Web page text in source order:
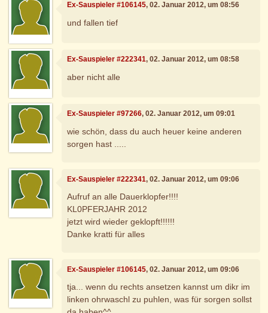
Ex-Sauspieler #106145, 02. Januar 2012, um 08:56
und fallen tief
Ex-Sauspieler #222341, 02. Januar 2012, um 08:58
aber nicht alle
Ex-Sauspieler #97266, 02. Januar 2012, um 09:01
wie schön, dass du auch heuer keine anderen
sorgen hast .....
Ex-Sauspieler #222341, 02. Januar 2012, um 09:06
Aufruf an alle Dauerklopfer!!!!
KL0PFERJAHR 2012
jetzt wird wieder geklopft!!!!!!
Danke kratti für alles
Ex-Sauspieler #106145, 02. Januar 2012, um 09:06
tja... wenn du rechts ansetzen kannst um dikr im
linken ohrwaschl zu puhlen, was für sorgen sollst